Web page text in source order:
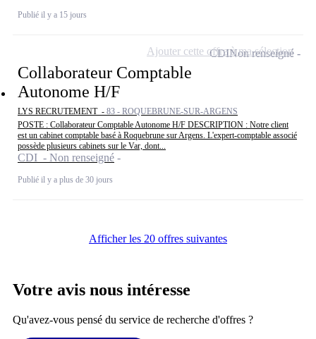
Publié il y a 15 jours
Collaborateur Comptable
Autonome H/F
LYS RECRUTEMENT - 83 - ROQUEBRUNE-SUR-ARGENS
POSTE : Collaborateur Comptable Autonome H/F DESCRIPTION : Notre client
est un cabinet comptable basé à Roquebrune sur Argens. L'expert-comptable associé
possède plusieurs cabinets sur le Var, dont...
CDI - Non renseigné
Publié il y a plus de 30 jours
CDINon renseigné
Ajouter cette offre à ma sélection
Afficher les 20 offres suivantes
Votre avis nous intéresse
Qu'avez-vous pensé du service de recherche d'offres ?